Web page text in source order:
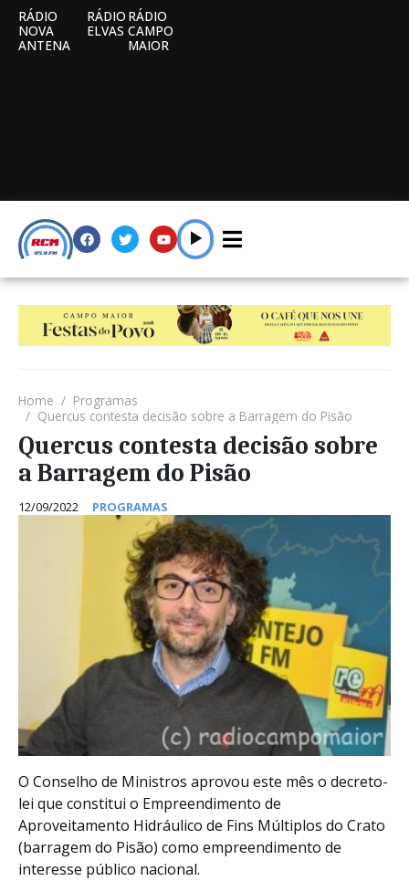
RÁDIO
NOVA
ANTENA
RÁDIO
ELVAS
RÁDIO
CAMPO
MAIOR
Home
Programas
Quercus contesta decisão sobre a Barragem do Pisão
Quercus contesta decisão sobre
a Barragem do Pisão
12/09/2022 PROGRAMAS
O Conselho de Ministros aprovou este mês o decreto-
lei que constitui o Empreendimento de
Aproveitamento Hidráulico de Fins Múltiplos do Crato
(barragem do Pisão) como empreendimento de
interesse público nacional.